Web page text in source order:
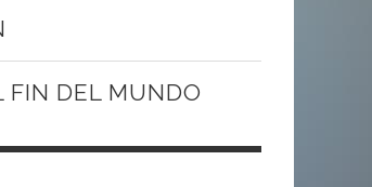
FIN DEL MUNDO